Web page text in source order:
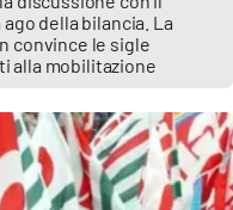
della bilancia. La
convince le sigle
alla mobilitazione